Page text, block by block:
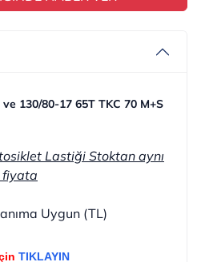
130/80-17 65T TKC 70 M+S
Lastiği Stoktan aynı
fiyata
Uygun (TL)
TIKLAYIN